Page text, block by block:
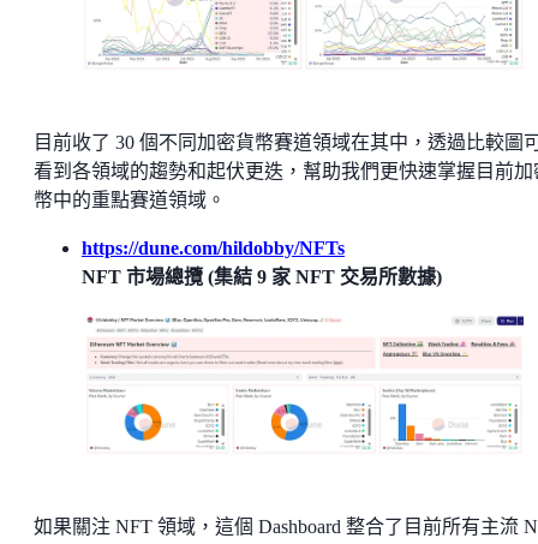
目前收了 30 個不同加密貨幣賽道領域在其中，透過比較圖
看到各領域的趨勢和起伏更迭，幫助我們更快速掌握目前加
幣中的重點賽道領域。
https://dune.com/hildobby/NFTs
NFT 市場總攬 (集結 9 家 NFT 交易所數據)
如果關注 NFT 領域，這個 Dashboard 整合了目前所有主流